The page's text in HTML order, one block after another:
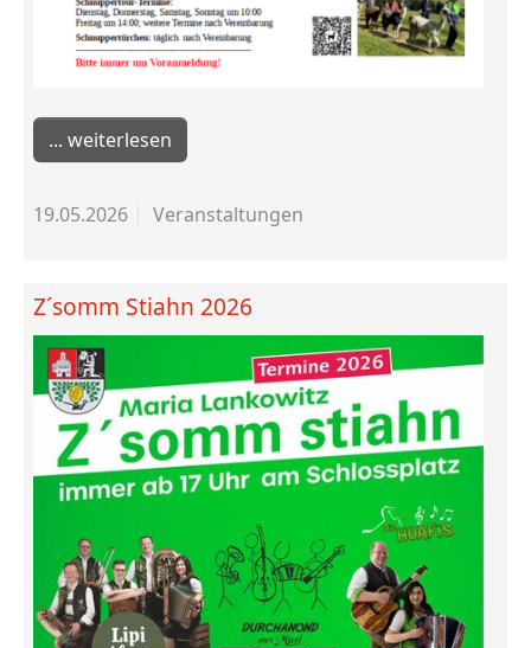
weiterlesen
19.05.2026 Veranstaltungen
Z´somm Stiahn 2026